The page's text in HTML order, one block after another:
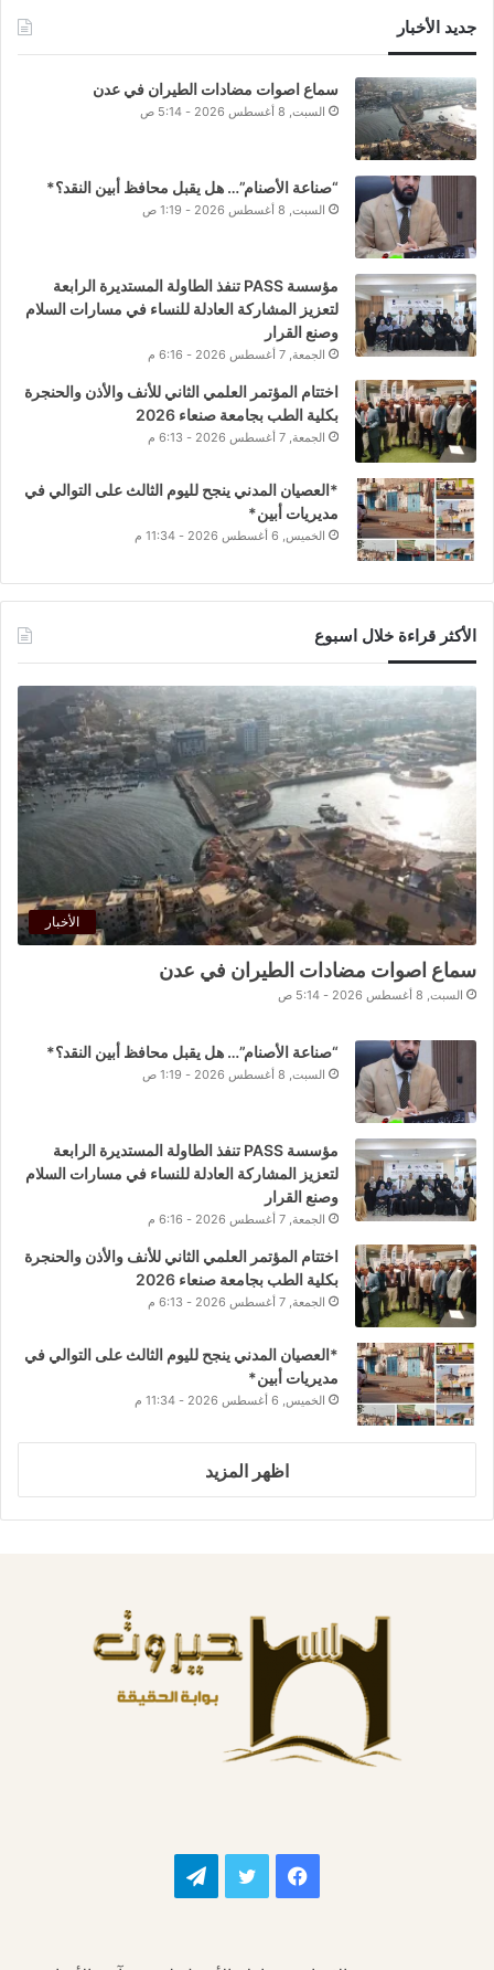
جديد الأخبار
سماع اصوات مضادات الطيران في عدن
السبت, 8 أغسطس 2026 - 5:14 ص
“صناعة الأصنام”… هل يقبل محافظ أبين النقد؟*
السبت, 8 أغسطس 2026 - 1:19 ص
مؤسسة PASS تنفذ الطاولة المستديرة الرابعة
لتعزيز المشاركة العادلة للنساء في مسارات السلام
وصنع القرار
الجمعة, 7 أغسطس 2026 - 6:16 م
اختتام المؤتمر العلمي الثاني للأنف والأذن والحنجرة
بكلية الطب بجامعة صنعاء 2026
الجمعة, 7 أغسطس 2026 - 6:13 م
*العصيان المدني ينجح لليوم الثالث على التوالي في
مديريات أبين*
الخميس, 6 أغسطس 2026 - 11:34 م
الأكثر قراءة خلال اسبوع
الأخبار
سماع اصوات مضادات الطيران في عدن
السبت, 8 أغسطس 2026 - 5:14 ص
“صناعة الأصنام”… هل يقبل محافظ أبين النقد؟*
السبت, 8 أغسطس 2026 - 1:19 ص
مؤسسة PASS تنفذ الطاولة المستديرة الرابعة
لتعزيز المشاركة العادلة للنساء في مسارات السلام
وصنع القرار
الجمعة, 7 أغسطس 2026 - 6:16 م
اختتام المؤتمر العلمي الثاني للأنف والأذن والحنجرة
بكلية الطب بجامعة صنعاء 2026
الجمعة, 7 أغسطس 2026 - 6:13 م
*العصيان المدني ينجح لليوم الثالث على التوالي في
مديريات أبين*
الخميس, 6 أغسطس 2026 - 11:34 م
اظهر المزيد
فيسبوك تويتر تيلقرام